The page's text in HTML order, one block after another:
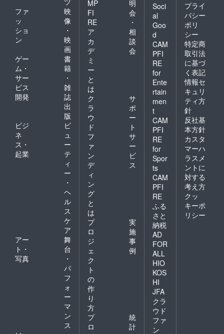
ファ
ッ
ショ
ン
映
像
・
映
画
ゲー
ム・
サー
ビス
開発
書
籍
・
雑
誌
出
版
ビジ
ネ
ス・
起業
ビ
ュ
ー
テ
ィ
ー
・
ヘ
ル
ス
ケ
ア
アー
ト・
写真
舞
台
・
パ
フ
ォ
ー
マ
ン
ス
MP
FI
RE
ア
カ
デ
ミ
ー
と
は
明
会
・
相
談
会
ク
ラ
ウ
ド
フ
ァ
ン
デ
ィ
ン
グ
と
は
サ
ポ
ー
ト
サ
ー
ビ
ス
プ
ロ
ジ
ェ
ク
ト
の
作
り
方
実
施
事
例
プ
ロ
統
計
Soci
al
Goo
d
CAM
PFI
RE
for
Ente
rtain
men
t
CAM
PFI
RE
for
Spor
ts
CAM
PFI
RE
ふる
さと
納税
AD
FOR
ALL
HIO
KOS
HI
JFA
クラ
ウド
ファ
ン
プライ
バシー
ポリ
シー
特定商
取引法
に基づ
く表記
情報セ
キュリ
ティ方
針
反社基
本方針
カスタ
マーハ
ラスメ
ントに
対する
考え方
クッ
キーポ
リシー